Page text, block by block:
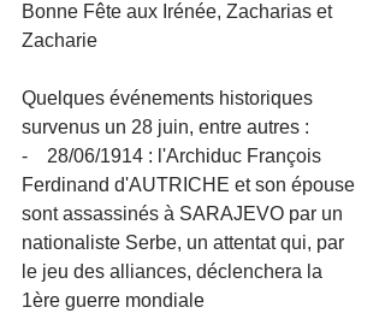
Bonne Fête aux Irénée, Zacharias et
Zacharie
Quelques événements historiques
survenus un 28 juin, entre autres :
-    28/06/1914 : l'Archiduc François
Ferdinand d'AUTRICHE et son épouse
sont assassinés à SARAJEVO par un
nationaliste Serbe, un attentat qui, par
le jeu des alliances, déclenchera la
1ère guerre mondiale